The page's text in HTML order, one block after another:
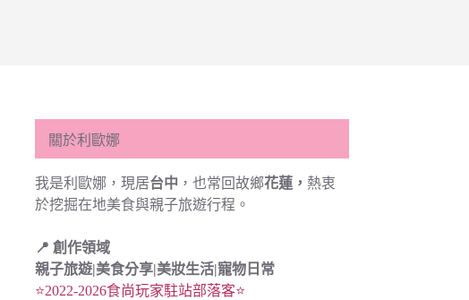
關於利歐娜
我是利歐娜，現居台中 ，也常回故鄉花蓮， 熱衷
於挖掘在地美食與親子旅遊行程。
📍 創作領域
親子旅遊|美食分享|美妝生活|寵物日常
⭐2022-2026食尚玩家駐站部落客⭐